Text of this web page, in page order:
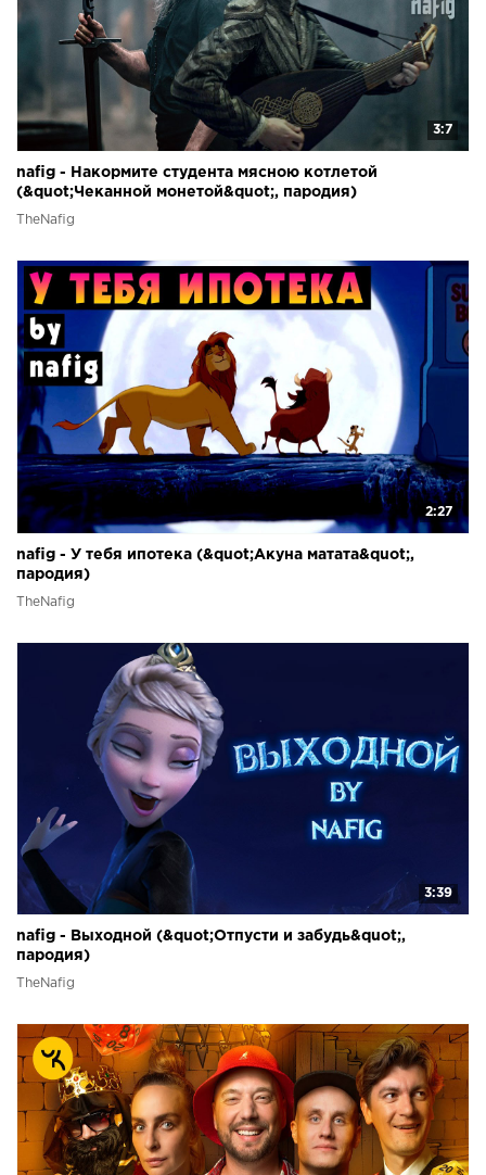
3:7
nafig - Накормите студента мясною котлетой
(&quot;Чеканной монетой&quot;, пародия)
TheNafig
2:27
nafig - У тебя ипотека (&quot;Акуна матата&quot;,
пародия)
TheNafig
3:39
nafig - Выходной (&quot;Отпусти и забудь&quot;,
пародия)
TheNafig